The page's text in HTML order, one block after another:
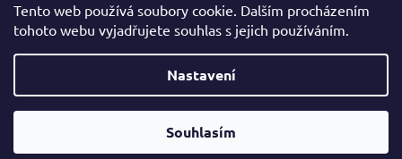
Tento web používá soubory cookie. Dalším procházením
tohoto webu vyjadřujete souhlas s jejich používáním.
Nastavení
Souhlasím
PŘIHLÁSIT SE
Vytvořil Shoptet
Dental-ordinace.cz